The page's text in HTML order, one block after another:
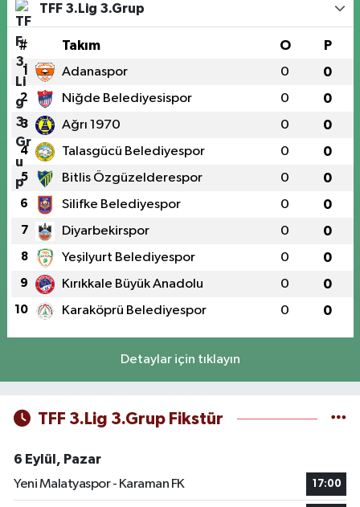
TFF 3.Lig 3.Grup
# Takım O P
1 Adanaspor 0 0
2 Niğde Belediyesispor 0 0
3 Ağrı 1970 0 0
4 Talasgücü Belediyespor 0 0
5 Bitlis Özgüzelderespor 0 0
6 Silifke Belediyespor 0 0
7 Diyarbekirspor 0 0
8 Yeşilyurt Belediyespor 0 0
9 Kırıkkale Büyük Anadolu 0 0
10 Karaköprü Belediyespor 0 0
Detaylar için tıklayın
TFF 3.Lig 3.Grup Fikstür
6 Eylül, Pazar
Yeni Malatyaspor - Karaman FK
17:00